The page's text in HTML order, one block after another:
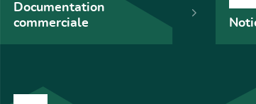
Documentation
commerciale